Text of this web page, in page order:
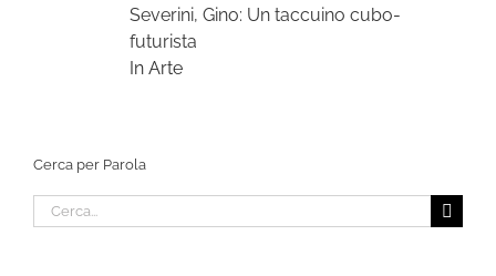
Severini, Gino: Un taccuino cubo-
futurista
In Arte
Cerca per Parola
Cerca
per: